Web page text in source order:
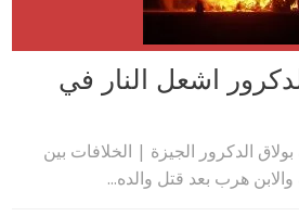
اشعل النار في
الدكرور الجيزة | الخلافات بين
والابن هرب بعد قتل والده...